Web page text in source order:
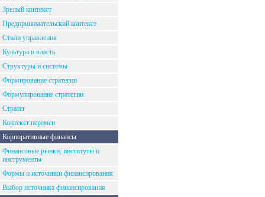
Зрелый контекст
Предпринимательский контекст
Стили управления
Культура и власть
Структуры и системы
Формирование стратегии
Формулирование стратегии
Стратег
Контекст перемен
Корпоративные финансы
Финансовые рынки, институты и
инструменты
Формы и источники финансирования
Выбор источника финансирования